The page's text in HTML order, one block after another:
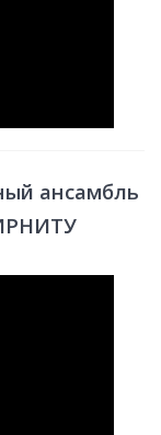
ансамбль